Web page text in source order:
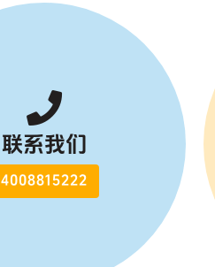
联系我们
4008815222